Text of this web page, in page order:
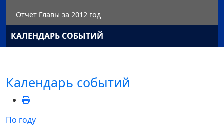
Отчёт Главы за 2012 год
КАЛЕНДАРЬ СОБЫТИЙ
Календарь событий
По году